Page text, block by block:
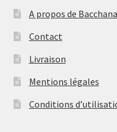
A propos de
Contact
Livraison
Mentions légales
Conditions